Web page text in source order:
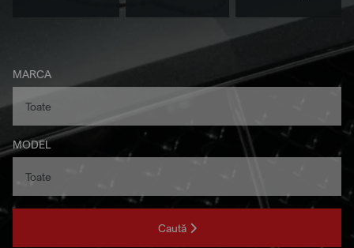
MARCA
MODEL
Caută